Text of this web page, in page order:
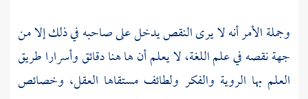
وجملة الأمر أنه لا يرى النقص يدخل على صاحبه في ذلك إلا من
جهة نقصه في علم اللغة، لا يعلم أن ها هنا دقائق وأسرارا طريق
العلم بها الروية والفكر ولطائف مستقاها العقل، وخصائص